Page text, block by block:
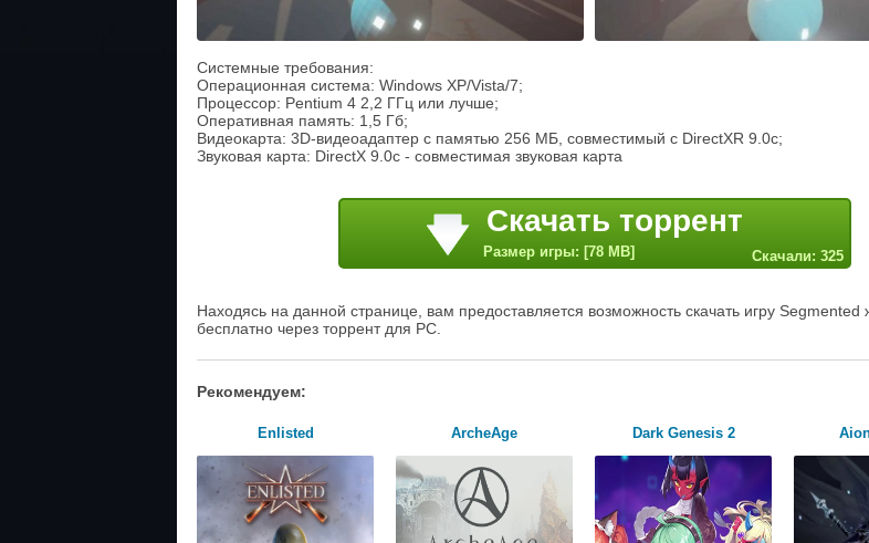
Системные требования:
Операционная система: Windows XP/Vista/7;
Процессор: Pentium 4 2,2 ГГц или лучше;
Оперативная память: 1,5 Гб;
Видеокарта: 3D-видеоадаптер с памятью 256 МБ, совместимый с DirectXR 9.0c;
Звуковая карта: DirectX 9.0с - совместимая звуковая карта
Скачать торрент
Размер игры: [78 MB] Скачали: 325
Находясь на данной странице, вам предоставляется возможность скачать игру
бесплатно через торрент для PC.
Рекомендуем:
Enlisted ArcheAge Dark Genesis 2